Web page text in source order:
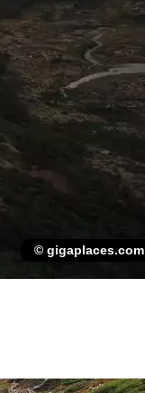
© gigaplaces.com